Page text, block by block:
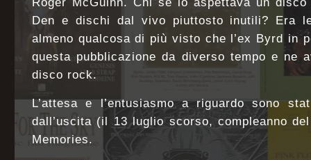
Den e dischi dal vivo piuttosto inutili? Era
almeno qualcosa di più visto che l’ex Byrd in
questa pubblicazione da diverso tempo e ne
disco rock.
L’attesa e l’entusiasmo a riguardo sono
dall’uscita (il 13 luglio scorso, compleanno
Memories.